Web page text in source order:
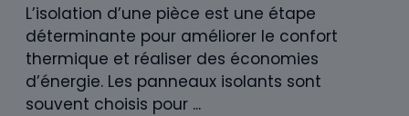
L’isolation d’une pièce est une étape
déterminante pour améliorer le confort
thermique et réaliser des économies
d’énergie. Les panneaux isolants sont
souvent choisis pour ...